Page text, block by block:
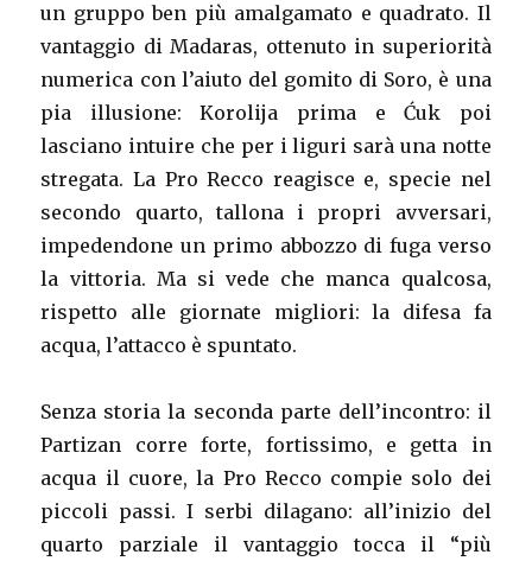
un gruppo ben più amalgamato e quadrato. Il
vantaggio di Madaras, ottenuto in superiorità
numerica con l’aiuto del gomito di Soro, è una
pia illusione: Korolija prima e Ćuk poi
lasciano intuire che per i liguri sarà una notte
stregata. La Pro Recco reagisce e, specie nel
secondo quarto, tallona i propri avversari,
impedendone un primo abbozzo di fuga verso
la vittoria. Ma si vede che manca qualcosa,
rispetto alle giornate migliori: la difesa fa
acqua, l’attacco è spuntato.
Senza storia la seconda parte dell’incontro: il
Partizan corre forte, fortissimo, e getta in
acqua il cuore, la Pro Recco compie solo dei
piccoli passi. I serbi dilagano: all’inizio del
quarto parziale il vantaggio tocca il “più